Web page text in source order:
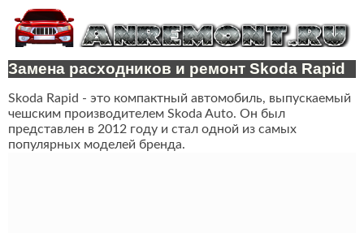
Замена расходников и ремонт Skoda Rapid
Skoda Rapid - это компактный автомобиль, выпускаемый
чешским производителем Skoda Auto. Он был
представлен в 2012 году и стал одной из самых
популярных моделей бренда.